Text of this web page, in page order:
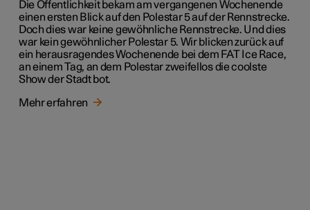
Die Öffentlichkeit bekam am vergangenen Wochenende
einen ersten Blick auf den Polestar 5 auf der Rennstrecke.
Doch dies war keine gewöhnliche Rennstrecke. Und dies
war kein gewöhnlicher Polestar 5. Wir blicken zurück auf
ein herausragendes Wochenende bei dem FAT Ice Race,
an einem Tag, an dem Polestar zweifellos die coolste
Show der Stadt bot.
Mehr erfahren